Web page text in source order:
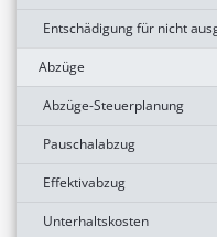
Entschädigung für nicht
Abzüge
Abzüge-Steuerplanung
Pauschalabzug
Effektivabzug
Unterhaltskosten